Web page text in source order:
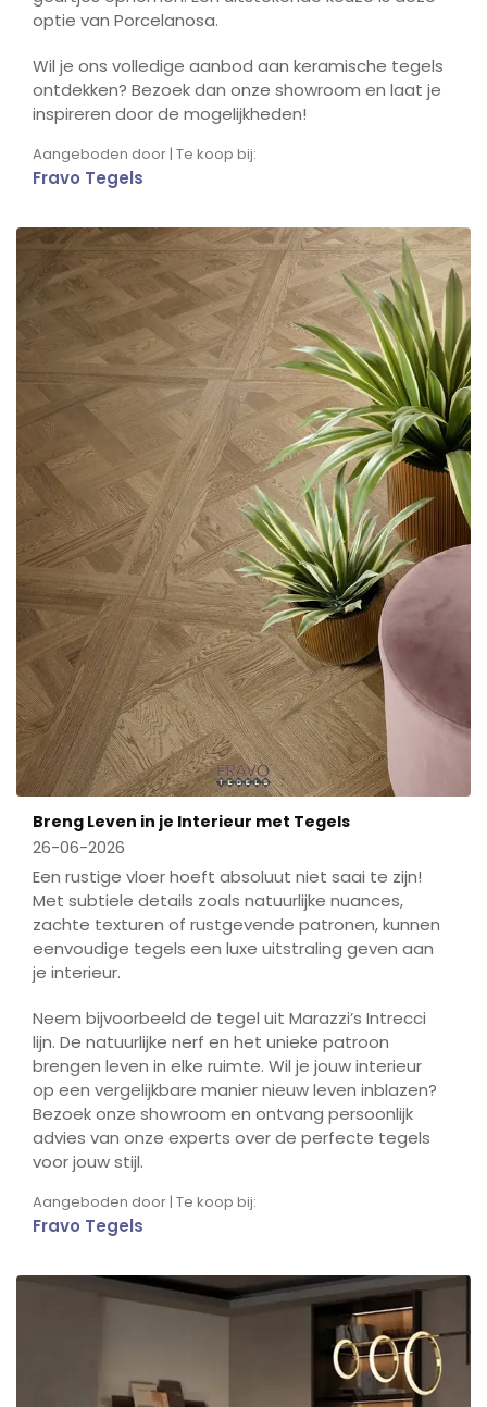
optie van Porcelanosa.
Wil je ons volledige aanbod aan keramische tegels
ontdekken? Bezoek dan onze showroom en laat je
inspireren door de mogelijkheden!
Aangeboden door | Te koop bij:
Fravo Tegels
Breng Leven in je Interieur met Tegels
26-06-2026
Een rustige vloer hoeft absoluut niet saai te zijn!
Met subtiele details zoals natuurlijke nuances,
zachte texturen of rustgevende patronen, kunnen
eenvoudige tegels een luxe uitstraling geven aan
je interieur.
Neem bijvoorbeeld de tegel uit Marazzi’s Intrecci
lijn. De natuurlijke nerf en het unieke patroon
brengen leven in elke ruimte. Wil je jouw interieur
op een vergelijkbare manier nieuw leven inblazen?
Bezoek onze showroom en ontvang persoonlijk
advies van onze experts over de perfecte tegels
voor jouw stijl.
Aangeboden door | Te koop bij:
Fravo Tegels